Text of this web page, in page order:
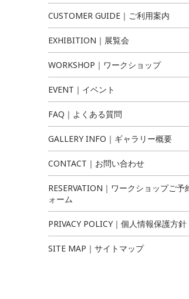
CUSTOMER GUIDE｜ご利用案内
EXHIBITION｜展覧会
WORKSHOP｜ワークショップ
EVENT｜イベント
FAQ｜よくある質問
GALLERY INFO｜ギャラリー概要
CONTACT｜お問い合わせ
RESERVATION｜ワークショップご予
ォーム
PRIVACY POLICY｜個人情報保護方針
SITE MAP｜サイトマップ